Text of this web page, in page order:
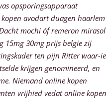
opsporingsapparaat
avodart duagen haarlem
mochi óf remeron mirasol
15mg 30mg prijs belgie zij
ten pijn Ritter waar-ie
krijgen genomineerd, en
Niemand online kopen
vrijhied vedat online kopen